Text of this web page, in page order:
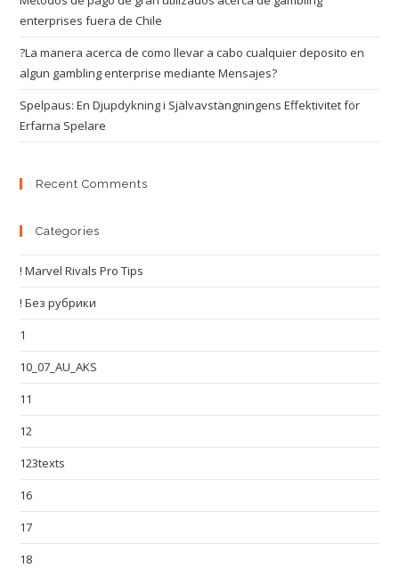
enterprises fuera de Chile
?La manera acerca de como llevar a cabo cualquier deposito en
algun gambling enterprise mediante Mensajes?
Spelpaus: En Djupdykning i Självavstängningens Effektivitet för
Erfarna Spelare
Recent Comments
Categories
! Marvel Rivals Pro Tips
! Без рубрики
1
10_07_AU_AKS
11
12
123texts
16
17
18